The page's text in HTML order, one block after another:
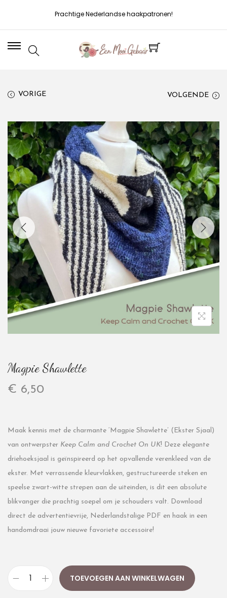
Prachtige Nederlandse haakpatronen!
VORIGE VOLGENDE
Magpie Shawlette
€ 6,50
Maak kennis met de charmante ‘Magpie Shawlette’ (Ekster Sjaal)
van ontwerpster Keep Calm and Crochet On UK! Deze elegante
driehoeksjaal is geïnspireerd op het opvallende verenkleed van de
ekster. Met verrassende kleurvlakken, gestructureerde steken en
speelse zwart-witte strepen aan de uiteinden, is dit een absolute
blikvanger die prachtig soepel om je schouders valt. Download
direct de advertentievrije, Nederlandstalige PDF en haak in een
handomdraai jouw nieuwe favoriete accessoire!
TOEVOEGEN AAN WINKELWAGEN